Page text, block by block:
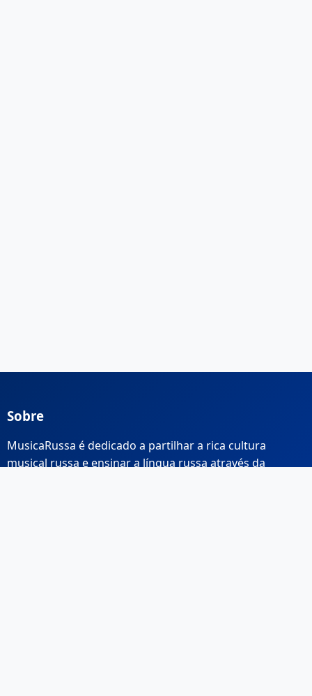
Sobre
MusicaRussa é dedicado a partilhar a rica cultura
musical russa e ensinar a língua russa através da